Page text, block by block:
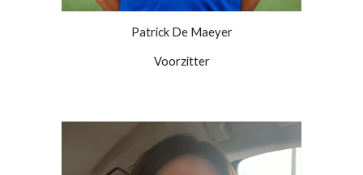
Patrick De Maeyer
Voorzitter